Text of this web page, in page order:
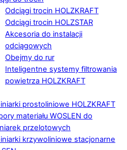
Odciągi trocin HOLZKRAFT
Odciągi trocin HOLZSTAR
Akcesoria do instalacji
odciągowych
Obejmy do rur
Inteligentne systemy filtrowania
powietrza HOLZKRAFT
prostoliniowe HOLZKRAFT
materiału WOSLEN do
przelotowych
krzywoliniowe stacjonarne